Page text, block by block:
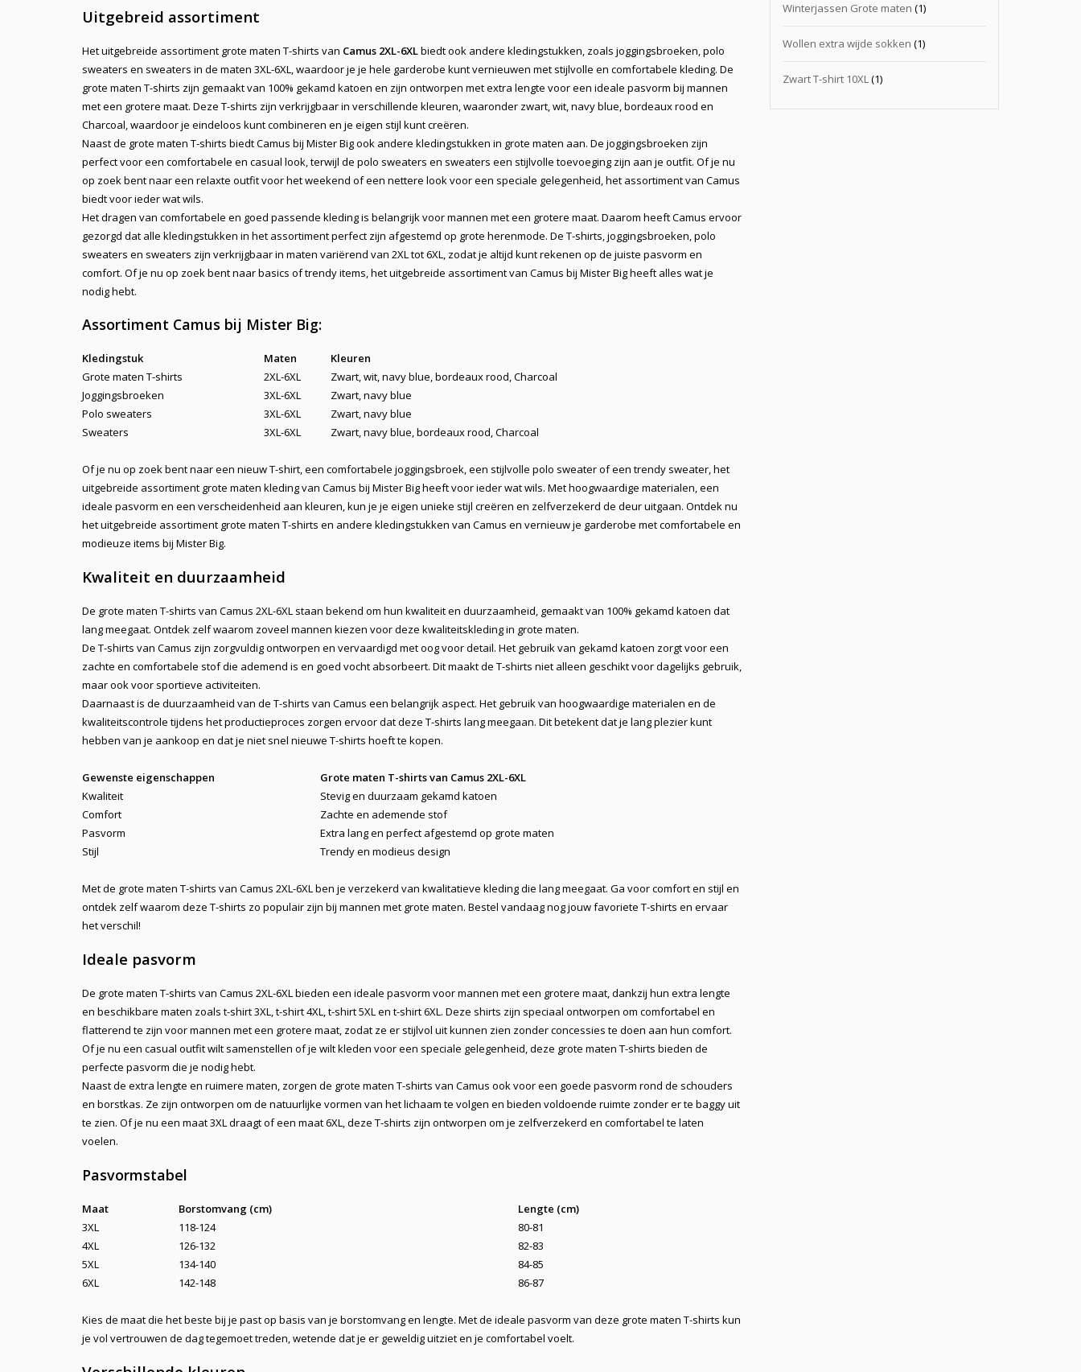
Uitgebreid assortiment
Het uitgebreide assortiment grote maten T-shirts van Camus 2XL-6XLbiedt ook andere kledingstukken, zoals joggingsbroeken, polo
sweaters en sweaters in de maten 3XL-6XL, waardoor je je hele garderobe kunt vernieuwen met stijlvolle en comfortabele kleding. De
grote maten T-shirts zijn gemaakt van 100% gekamd katoen en zijn ontworpen met extra lengte voor een ideale pasvorm bij mannen
met een grotere maat. Deze T-shirts zijn verkrijgbaar in verschillende kleuren, waaronder zwart, wit, navy blue, bordeaux rood en
Charcoal, waardoor je eindeloos kunt combineren en je eigen stijl kunt creëren.
Naast de grote maten T-shirts biedt Camus bij Mister Big ook andere kledingstukken in grote maten aan. De joggingsbroeken zijn
perfect voor een comfortabele en casual look, terwijl de polo sweaters en sweaters een stijlvolle toevoeging zijn aan je outfit. Of je nu
op zoek bent naar een relaxte outfit voor het weekend of een nettere look voor een speciale gelegenheid, het assortiment van Camus
biedt voor ieder wat wils.
Het dragen van comfortabele en goed passende kleding is belangrijk voor mannen met een grotere maat. Daarom heeft Camus ervoor
gezorgd dat alle kledingstukken in het assortiment perfect zijn afgestemd op grote herenmode. De T-shirts, joggingsbroeken, polo
sweaters en sweaters zijn verkrijgbaar in maten variërend van 2XL tot 6XL, zodat je altijd kunt rekenen op de juiste pasvorm en
comfort. Of je nu op zoek bent naar basics of trendy items, het uitgebreide assortiment van Camus bij Mister Big heeft alles wat je
nodig hebt.
Assortiment Camus bij Mister Big:
Kledingstuk Maten
Kleuren
Grote maten T-shirts
2XL-6XL
Zwart, wit, navy blue, bordeaux rood, Charcoal
Joggingsbroeken
3XL-6XL
Zwart, navy blue
Polo sweaters
3XL-6XL
Zwart, navy blue
Sweaters
3XL-6XL Zwart, navy blue, bordeaux rood, Charcoal
Of je nu op zoek bent naar een nieuw T-shirt, een comfortabele joggingsbroek, een stijlvolle polo sweater of een trendy sweater, het
uitgebreide assortiment grote maten kleding van Camus bij Mister Big heeft voor ieder wat wils. Met hoogwaardige materialen, een
ideale pasvorm en een verscheidenheid aan kleuren, kun je je eigen unieke stijl creëren en zelfverzekerd de deur uitgaan. Ontdek nu
het uitgebreide assortiment grote maten T-shirts en andere kledingstukken van Camus en vernieuw je garderobe met comfortabele en
modieuze items bij Mister Big.
Kwaliteit en duurzaamheid
De grote maten T-shirts van Camus 2XL-6XL staan bekend om hun kwaliteit en duurzaamheid, gemaakt van 100% gekamd katoen dat
lang meegaat. Ontdek zelf waarom zoveel mannen kiezen voor deze kwaliteitskleding in grote maten.
De T-shirts van Camus zijn zorgvuldig ontworpen en vervaardigd met oog voor detail. Het gebruik van gekamd katoen zorgt voor een
zachte en comfortabele stof die ademend is en goed vocht absorbeert. Dit maakt de T-shirts niet alleen geschikt voor dagelijks gebruik,
maar ook voor sportieve activiteiten.
Daarnaast is de duurzaamheid van de T-shirts van Camus een belangrijk aspect. Het gebruik van hoogwaardige materialen en de
kwaliteitscontrole tijdens het productieproces zorgen ervoor dat deze T-shirts lang meegaan. Dit betekent dat je lang plezier kunt
hebben van je aankoop en dat je niet snel nieuwe T-shirts hoeft te kopen.
Gewenste eigenschappen
Grote maten T-shirts van Camus 2XL-6XL
Kwaliteit
Stevig en duurzaam gekamd katoen
Comfort
Zachte en ademende stof
Pasvorm
Extra lang en perfect afgestemd op grote maten
Stijl
Trendy en modieus design
Met de grote maten T-shirts van Camus 2XL-6XLben je verzekerd van kwalitatieve kleding die lang meegaat. Ga voor comfort en stijl en
ontdek zelf waarom deze T-shirts zo populair zijn bij mannen met grote maten. Bestel vandaag nog jouw favoriete T-shirts en ervaar
het verschil!
Ideale pasvorm
De grote maten T-shirts van Camus 2XL-6XLbieden een ideale pasvorm voor mannen met een grotere maat, dankzij hun extra lengte
en beschikbare maten zoals t-shirt 3XL,t-shirt 4XL,t-shirt 5XLen t-shirt 6XL. Deze shirts zijn speciaal ontworpen om comfortabel en
flatterend te zijn voor mannen met een grotere maat, zodat ze er stijlvol uit kunnen zien zonder concessies te doen aan hun comfort.
Of je nu een casual outfit wilt samenstellen of je wilt kleden voor een speciale gelegenheid, deze grote maten T-shirts bieden de
perfecte pasvorm die je nodig hebt.
Naast de extra lengte en ruimere maten, zorgen de grote maten T-shirts van Camus ook voor een goede pasvorm rond de schouders
en borstkas. Ze zijn ontworpen om de natuurlijke vormen van het lichaam te volgen en bieden voldoende ruimte zonder er te baggy uit
te zien. Of je nu een maat 3XL draagt of een maat 6XL, deze T-shirts zijn ontworpen om je zelfverzekerd en comfortabel te laten
voelen.
Pasvormstabel
Maat Borstomvang (cm)
Lengte (cm)
3XL
118-124
80-81
4XL
126-132
82-83
5XL
134-140
84-85
6XL
142-148 86-87
Kies de maat die het beste bij je past op basis van je borstomvang en lengte. Met de ideale pasvorm van deze grote maten T-shirts kun
je vol vertrouwen de dag tegemoet treden, wetende dat je er geweldig uitziet en je comfortabel voelt.
Winterjassen Grote maten (1)
Wollen extra wijde sokken (1)
Zwart T-shirt 10XL(1)